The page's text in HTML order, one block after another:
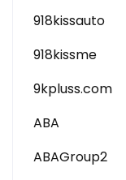
918kissauto
918kissme
9kpluss.com
ABA
ABAGroup2